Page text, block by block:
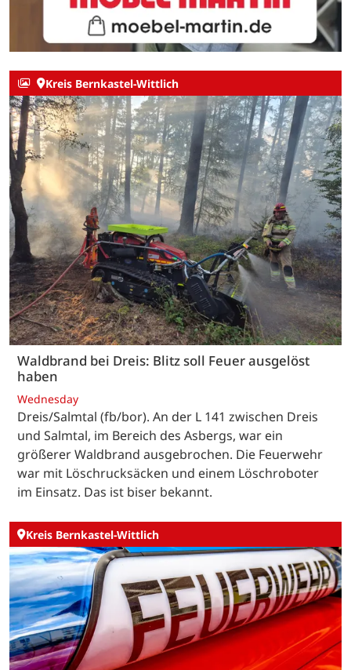
Kreis Bernkastel-Wittlich
Waldbrand bei Dreis: Blitz soll Feuer ausgelöst
haben
Wednesday
Dreis/Salmtal (fb/bor). An der L 141 zwischen Dreis
und Salmtal, im Bereich des Asbergs, war ein
größerer Waldbrand ausgebrochen. Die Feuerwehr
war mit Löschrucksäcken und einem Löschroboter
im Einsatz. Das ist biser bekannt.
Kreis Bernkastel-Wittlich